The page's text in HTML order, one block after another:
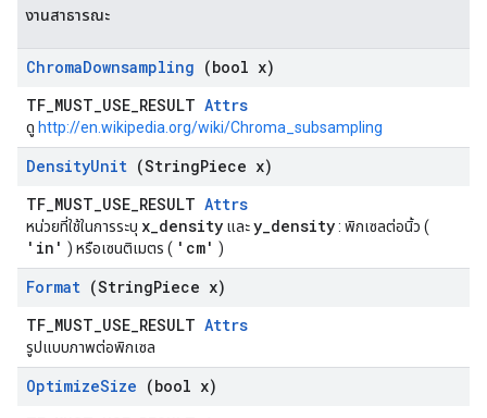
งานสาธารณะ
ChromaDownsampling (bool x)
TF_MUST_USE_RESULT Attrs
ดู http://en.wikipedia.org/wiki/Chroma_subsampling
DensityUnit (StringPiece x)
TF_MUST_USE_RESULT Attrs
หน่วยที่ใช้ในการระบุ x_density และy_density: พิกเซลต่อนิ้ว (
'in' ) หรือเซนติเมตร ( 'cm' )
Format (StringPiece x)
TF_MUST_USE_RESULT Attrs
รูปแบบภาพต่อพิกเซล
OptimizeSize (bool x)